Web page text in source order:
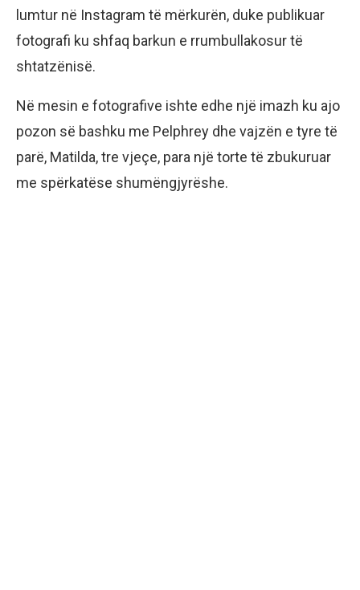
lumtur në Instagram të mërkurën, duke publikuar
fotografi ku shfaq barkun e rrumbullakosur të
shtatzënisë.
Në mesin e fotografive ishte edhe një imazh ku ajo
pozon së bashku me Pelphrey dhe vajzën e tyre të
parë, Matilda, tre vjeçe, para një torte të zbukuruar
me spërkatëse shumëngjyrëshe.